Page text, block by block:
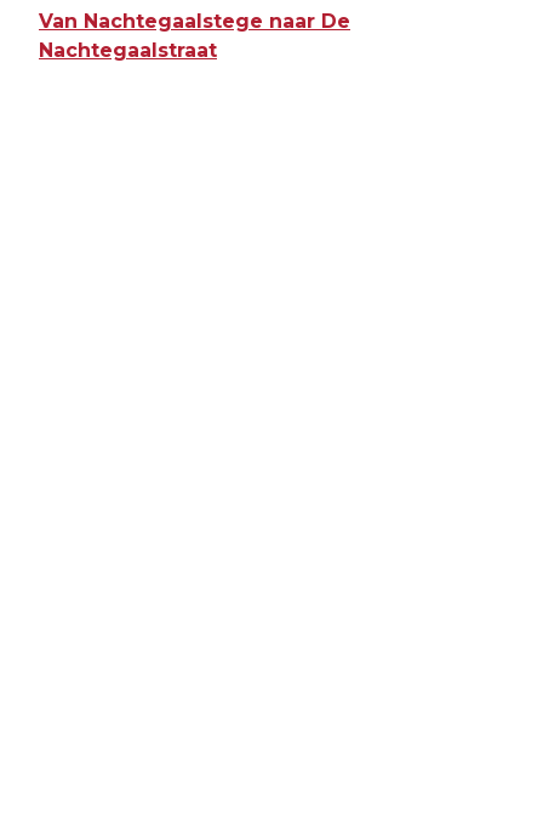
Van Nachtegaalstege naar De
Nachtegaalstraat